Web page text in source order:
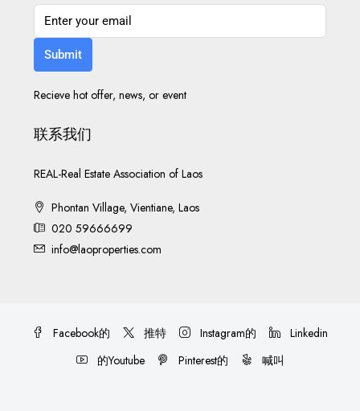
Submit
Recieve hot offer, news, or event
联系我们
REAL-Real Estate Association of Laos
Phontan Village, Vientiane, Laos
020 59666699
info@laoproperties.com
Facebook的 推特 Instagram的
Linkedin
的Youtube
Pinterest的 喊叫